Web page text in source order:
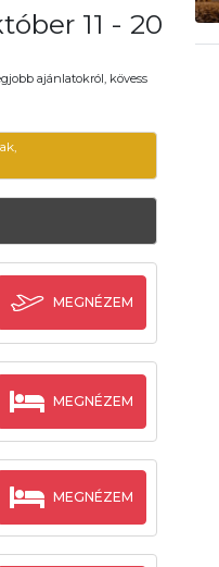
11 - 20
ajánlatokról, kövess
MEGNÉZEM
MEGNÉZEM
MEGNÉZEM